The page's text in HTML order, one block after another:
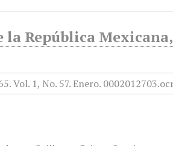
República Mexicana,